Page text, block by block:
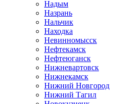
Надым
Назрань
Нальчик
Находка
Невинномысск
Нефтекамск
Нефтеюганск
Нижневартовск
Нижнекамск
Нижний Новгород
Нижний Тагил